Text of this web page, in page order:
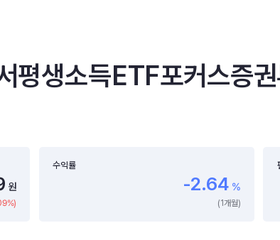
평생소득ETF포커스증
원
수익률
-2.64 %
(1개월)